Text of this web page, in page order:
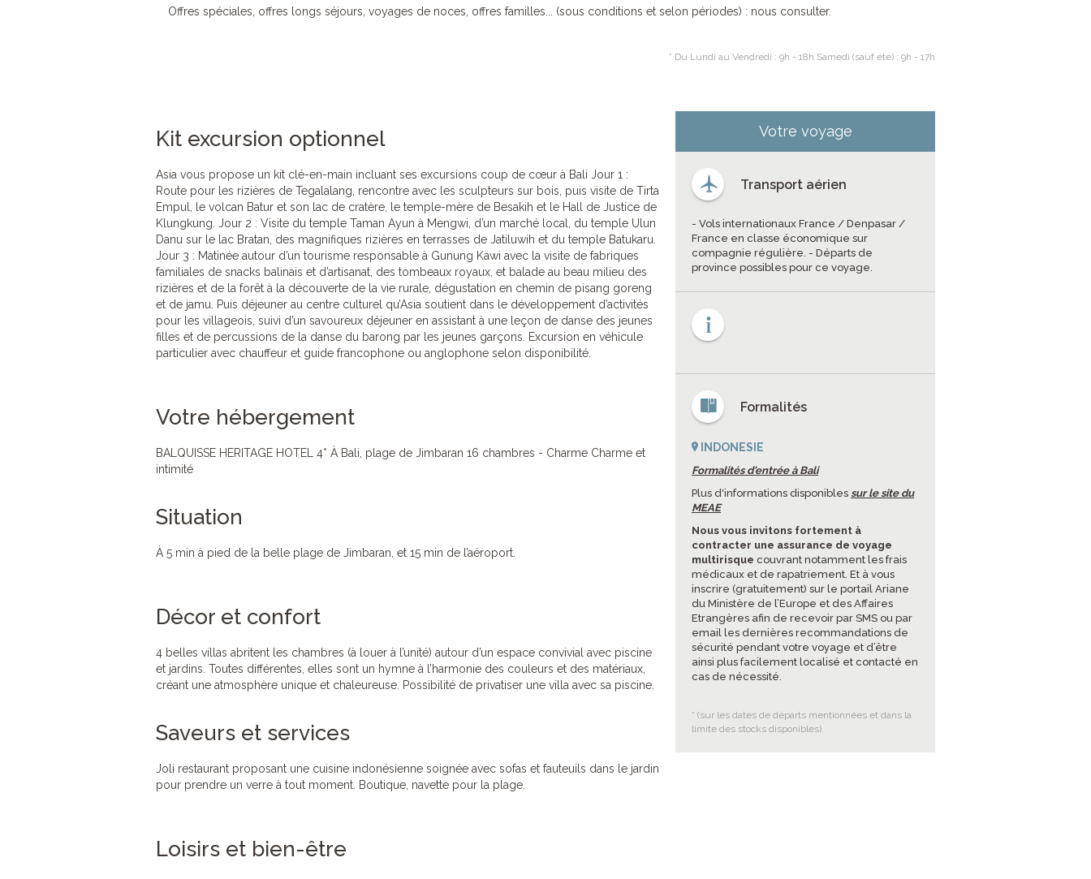
Offres spéciales, offres longs séjours, voyages de noces, offres familles... (sous conditions et selon périodes) : nous consulter.
* Du Lundi au Vendredi : 9h - 18h Samedi (sauf été) : 9h - 17h
Kit excursion optionnel
Asia vous propose un kit clé-en-main incluant ses excursions coup de cœur à Bali Jour 1 :
Route pour les rizières de Tegalalang, rencontre avec les sculpteurs sur bois, puis visite de Tirta
Empul, le volcan Batur et son lac de cratère, le temple-mère de Besakih et le Hall de Justice de
Klungkung. Jour 2 : Visite du temple Taman Ayun à Mengwi, d’un marché local, du temple Ulun
Danu sur le lac Bratan, des magnifiques rizières en terrasses de Jatiluwih et du temple Batukaru.
Jour 3 : Matinée autour d’un tourisme responsable à Gunung Kawi avec la visite de fabriques
familiales de snacks balinais et d’artisanat, des tombeaux royaux, et balade au beau milieu des
rizières et de la forêt à la découverte de la vie rurale, dégustation en chemin de pisang goreng
et de jamu. Puis déjeuner au centre culturel qu’Asia soutient dans le développement d’activités
pour les villageois, suivi d’un savoureux déjeuner en assistant à une leçon de danse des jeunes
filles et de percussions de la danse du barong par les jeunes garçons. Excursion en véhicule
particulier avec chauffeur et guide francophone ou anglophone selon disponibilité.
Votre hébergement
BALQUISSE HERITAGE HOTEL 4* À Bali, plage de Jimbaran 16 chambres - Charme Charme et
intimité
Situation
À 5 min à pied de la belle plage de Jimbaran, et 15 min de l’aéroport.
Décor et confort
4 belles villas abritent les chambres (à louer à l’unité) autour d’un espace convivial avec piscine
et jardins. Toutes différentes, elles sont un hymne à l’harmonie des couleurs et des matériaux,
créant une atmosphère unique et chaleureuse. Possibilité de privatiser une villa avec sa piscine.
Saveurs et services
Joli restaurant proposant une cuisine indonésienne soignée avec sofas et fauteuils dans le jardin
pour prendre un verre à tout moment. Boutique, navette pour la plage.
Loisirs et bien-être
Votre voyage
Transport aérien
- Vols internationaux France / Denpasar /
France en classe économique sur
compagnie régulière. - Départs de
province possibles pour ce voyage.
Formalités
INDONESIE
Formalités d'entrée à Bali
Plus d'informations disponibles sur le site du
MEAE
Nous vous invitons fortement à
contracter une assurance de voyage
multirisque couvrant notamment les frais
médicaux et de rapatriement. Et à vous
inscrire (gratuitement) sur le portail Ariane
du Ministère de l’Europe et des Affaires
Etrangères afin de recevoir par SMS ou par
email les dernières recommandations de
sécurité pendant votre voyage et d’être
ainsi plus facilement localisé et contacté en
cas de nécessité.
* (sur les dates de départs mentionnées et dans la
limite des stocks disponibles).